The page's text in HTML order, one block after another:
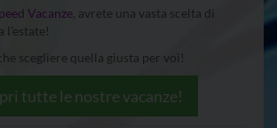
Vacanze, avrete una vasta scelta di
l’estate!
scegliere quella giusta per voi!
tutte le nostre vacanze!